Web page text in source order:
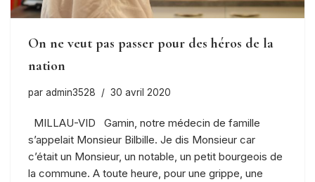
On ne veut pas passer pour des héros de la
nation
par admin3528 30 avril 2020
MILLAU-VID Gamin, notre médecin de famille
s’appelait Monsieur Bilbille. Je dis Monsieur car
c’était un Monsieur, un notable, un petit bourgeois de
la commune. A toute heure, pour une grippe, une